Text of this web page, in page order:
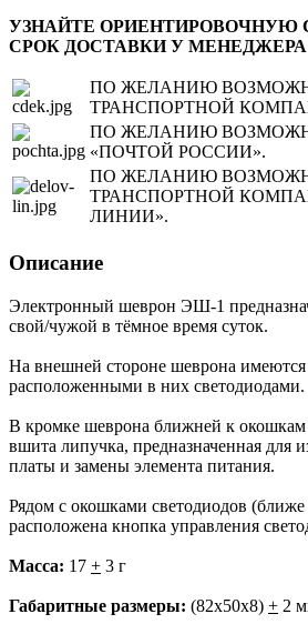
УЗНАЙТЕ ОРИЕНТИРОВОЧНУЮ
СРОК ДОСТАВКИ У МЕНЕДЖЕРА
ПО ЖЕЛАНИЮ
ТРАНСПОРТНОЙ
ПО ЖЕЛАНИЮ
«ПОЧТОЙ РОССИИ».
ПО ЖЕЛАНИЮ
ТРАНСПОРТНОЙ
ЛИНИИ».
Описание
Электронный шеврон ЭШ-1
свой/чужой в тёмное время суток.
На внешней стороне шеврона
расположенными в них светодиодами.
В кромке шеврона ближней к окошкам
вшита липучка, предназначенная для
платы и замены элемента питания.
Рядом с окошками светодиодов
расположена кнопка управления
Масса: 17 + 3 г
Габаритные размеры: (82х50х8) + 2